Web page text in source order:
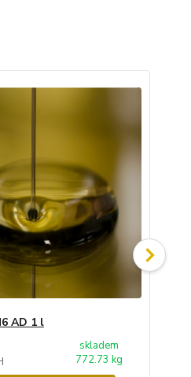
AD 1 l
skladem
772.73 kg